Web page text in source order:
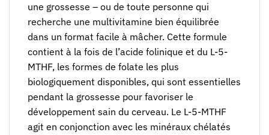
une grossesse – ou de toute personne qui
recherche une multivitamine bien équilibrée
dans un format facile à mâcher. Cette formule
contient à la fois de l’acide folinique et du L-5-
MTHF, les formes de folate les plus
biologiquement disponibles, qui sont essentielles
pendant la grossesse pour favoriser le
développement sain du cerveau. Le L-5-MTHF
agit en conjonction avec les minéraux chélatés